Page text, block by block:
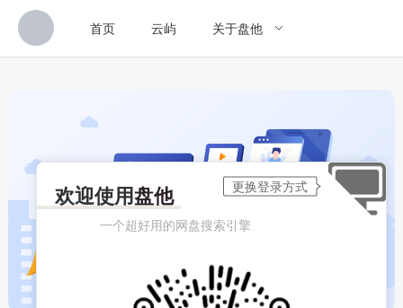
首页 云屿 关于盘他
欢迎使用盘他
一个超好用的网盘搜索引擎